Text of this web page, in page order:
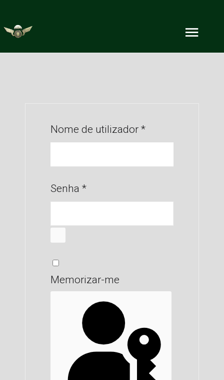
Nome de utilizador *
Senha *
Memorizar-me